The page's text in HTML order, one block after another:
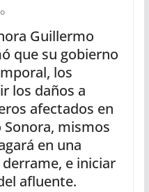
Guillermo
que su gobierno
los
los daños a
afectados en
Sonora, mismos
en una
e iniciar
afluente.